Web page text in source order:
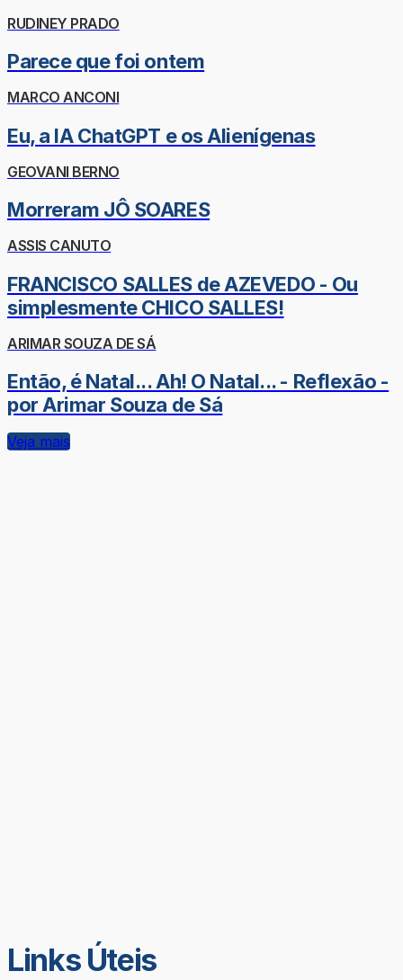
RUDINEY PRADO
Parece que foi ontem
MARCO ANCONI
Eu, a IA ChatGPT e os Alienígenas
GEOVANI BERNO
Morreram JÔ SOARES
ASSIS CANUTO
FRANCISCO SALLES de AZEVEDO - Ou
simplesmente CHICO SALLES!
ARIMAR SOUZA DE SÁ
Então, é Natal... Ah! O Natal... - Reflexão -
por Arimar Souza de Sá
Veja mais
Links Úteis